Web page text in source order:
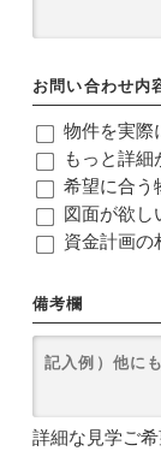
お問い合わせ内
物件を実際
もっと詳細
希望に合う
図面が欲し
資金計画の
備考欄
詳細な見学ご